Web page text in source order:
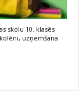
skolu 10. klasēs
uzņemšana